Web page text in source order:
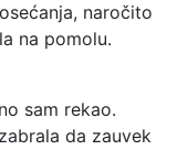
naročito
na pomolu.
sam rekao.
da zauvek